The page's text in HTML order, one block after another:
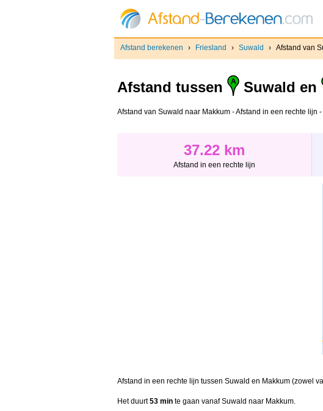
Afstand berekenen › Friesland › Suwald › Afstand van
Afstand tussen Suwald en
Afstand van Suwald naar Makkum - Afstand in een rechte lijn
37.22 km
Afstand in een rechte lijn
Afstand in een rechte lijn tussen Suwald en Makkum (zowel
Het duurt53 min te gaan vanaf Suwald naar Makkum.